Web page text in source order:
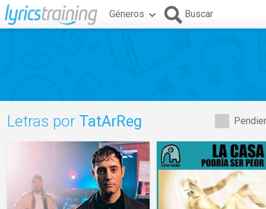
Géneros Buscar
Letras por TatArReg